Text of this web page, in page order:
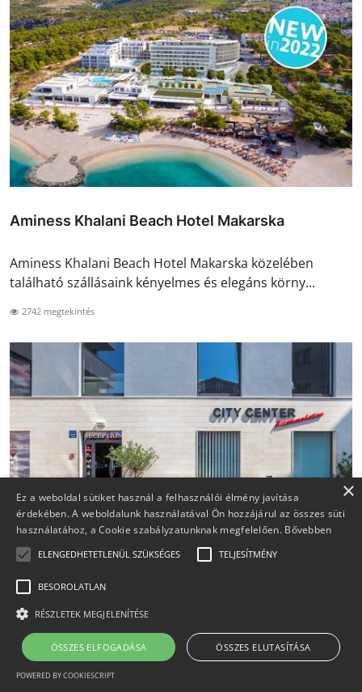
Aminess Khalani Beach Hotel Makarska
Aminess Khalani Beach Hotel Makarska közelében
található szállásaink kényelmes és elegáns körny...
2742 megtekintés
Hotel Pula City Center B&B Pula
Hotel Pula City Center B&B Pula közelében található
szállásaink kényelmes és elegáns környezete...
2497 megtekintés
×
Ez a weboldal sütiket használ a felhasználói élmény javítása
érdekében. A weboldalunk használatával Ön hozzájárul az összes süti
használatához, a Cookie szabályzatunknak megfelelően. Bővebben
ELENGEDHETETLENÜL SZÜKSÉGES TELJESÍTMÉNY
BESOROLATLAN
RÉSZLETEK MEGJELENÍTÉSE
ÖSSZES ELFOGADÁSA ÖSSZES ELUTASÍTÁSA
POWERED BY COOKIESCRIPT